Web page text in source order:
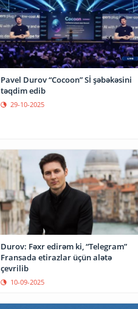
Pavel Durov “Cocoon” Sİ şəbəkəsini
təqdim edib
29-10-2025
Durov: Fəxr edirəm ki, “Telegram”
Fransada etirazlar üçün alətə
çevrilib
10-09-2025